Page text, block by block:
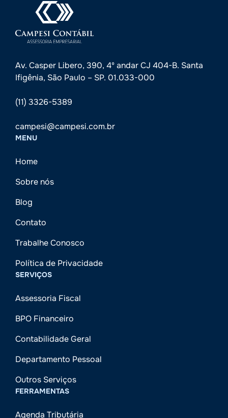
Av. Casper Libero, 390, 4º andar CJ 404-B. Santa
Ifigênia, São Paulo – SP. 01.033-000
(11) 3326-5389
campesi@campesi.com.br
MENU
Home
Sobre nós
Blog
Contato
Trabalhe Conosco
Política de Privacidade
SERVIÇOS
Assessoria Fiscal
BPO Financeiro
Contabilidade Geral
Departamento Pessoal
Outros Serviços
FERRAMENTAS
Agenda Tributária